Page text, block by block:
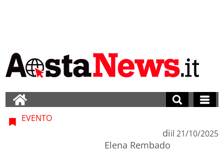
EVENTO
di
Elena Rembado
il 21/10/2025